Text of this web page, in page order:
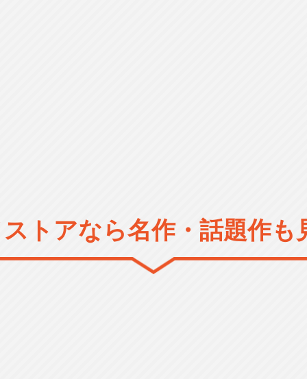
トアなら名作・話題作も